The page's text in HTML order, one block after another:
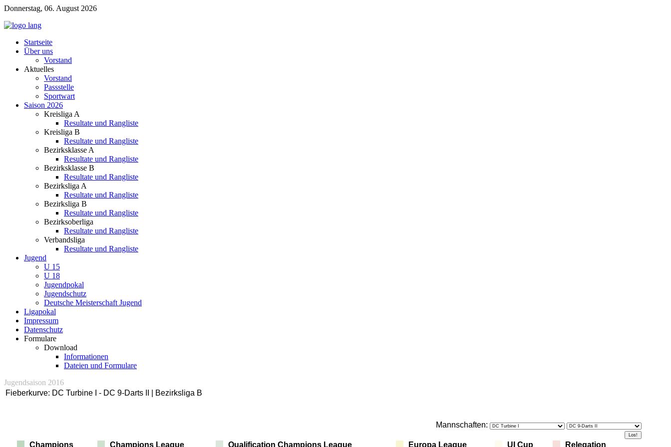
Donnerstag, 06. August 2026
Startseite
Über uns
Vorstand
Aktuelles
Vorstand
Passstelle
Sportwart
Saison 2026
Kreisliga A
Resultate und Rangliste
Kreisliga B
Resultate und Rangliste
Bezirksklasse A
Resultate und Rangliste
Bezirksklasse B
Resultate und Rangliste
Bezirksliga A
Resultate und Rangliste
Bezirksliga B
Resultate und Rangliste
Bezirksoberliga
Resultate und Rangliste
Verbandsliga
Resultate und Rangliste
Jugend
U 15
U 18
Jugendpokal
Jugendschutz
Deutsche Meisterschaft Jugend
Ligapokal
Impressum
Datenschutz
Formulare
Download
Informationen
Dateien und Formulare
Jugendsaison 2016
Fieberkurve: DC Turbine I - DC 9-Darts II | Bezirksliga B
Mannschaften:
Champions Champions League Qualification Champions League Europa League UI Cup Relegation